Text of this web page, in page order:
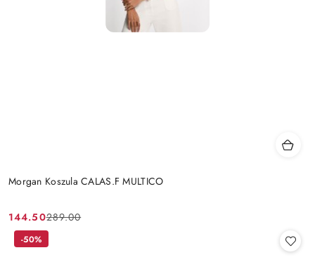
Morgan Koszula CALAS.F MULTICO
Cena
promocyjna:
144.50
Cena
przed
289.00
-50%